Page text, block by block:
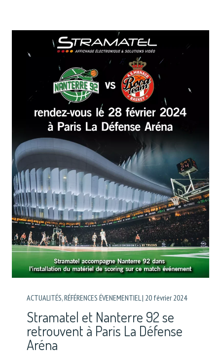
ACTUALITÉS,RÉFÉRENCES ÉVENEMENTIEL| 20 février 2024
Stramatel et Nanterre 92 se
retrouvent à Paris La Défense
Aréna